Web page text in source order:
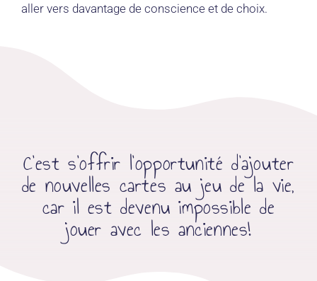
aller vers davantage de conscience et de choix.
C’est s’offrir l’opportunité d’ajouter
de nouvelles cartes au jeu de la vie,
car il est devenu impossible de
jouer avec les anciennes!